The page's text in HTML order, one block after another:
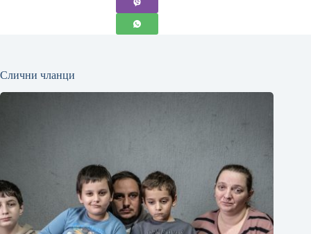
Слични чланци